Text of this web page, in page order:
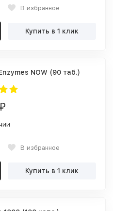
В избранное
Купить в 1 клик
NOW (90 таб.)
₽
В избранное
Купить в 1 клик